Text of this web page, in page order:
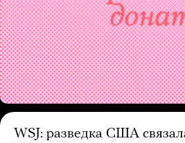
WSJ: разведка США